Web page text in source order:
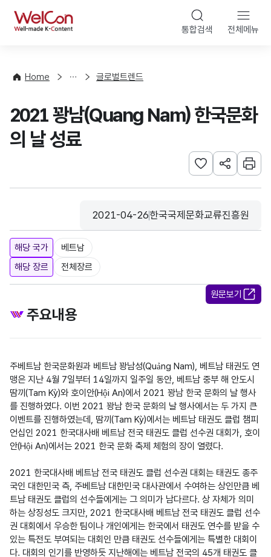
WelCon 통합검색 전체메뉴
Home
향
계
글로벌트렌드
2021 꽝남(Quang Nam) 한국문화
의 날 성료
관심사 등록하기
URL 공유하
인쇄
등록일
2021-04-26
수집기관
한국국제문화교류진흥원
해당 국가
베트남
해당 장르
전체장르
원문보기
주요내용
주베트남 한국문화원과 베트남 꽝남성(Quảng Nam), 베트남 태권도 연
맹은 지난 4월 7일부터 14일까지 일주일 동안, 베트남 중부 해 안도시
땀끼(Tam Kỳ)와 호이안(Hội An)에서 2021 꽝남 한국 문화의 날 행사
를 진행하였다. 이번 2021 꽝남 한국 문화의 날 행사에서는 두 가지 큰
이벤트를 진행하였는데, 땀끼(Tam Kỳ)에서는 베트남 태권도 클럽 챔피
언십인 2021 한국대사배 베트남 전국 태권도 클럽 선수권 대회가, 호이
안(Hội An)에서는 2021 한국 문화 축제 체험의 장이 열렸다.
2021 한국대사배 베트남 전국 태권도 클럽 선수권 대회는 태권도 종주
국인 대한민국 측, 주베트남 대한민국 대사관에서 수여하는 상인만큼 베
트남 태권도 클럽의 선수들에게는 그 의미가 남다르다. 상 자체가 의미
하는 상징성도 크지만, 2021 한국대사배 베트남 전국 태권도 클럽 선수
권 대회에서 우승한 팀이나 개인에게는 한국에서 태권도 연수를 받을 수
있는 특전도 부여되는 대회인 만큼 태권도 선수들에게는 특별한 대회이
다. 대회의 인기를 반영하듯 지난해에는 베트남 전국의 45개 태권도 클